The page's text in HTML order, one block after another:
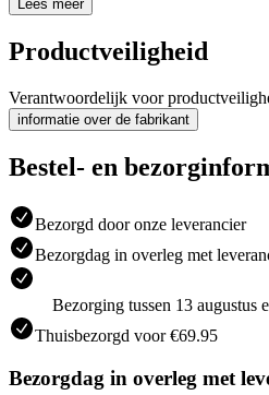
Lees meer
Productveiligheid
Verantwoordelijk voor
informatie over de fabrikant
Bestel- en
Bezorgd door onze leverancier
Bezorgdag in overleg met
Bezorging tussen 13 augustus
Thuisbezorgd voor €69.95
Bezorgdag in overleg met